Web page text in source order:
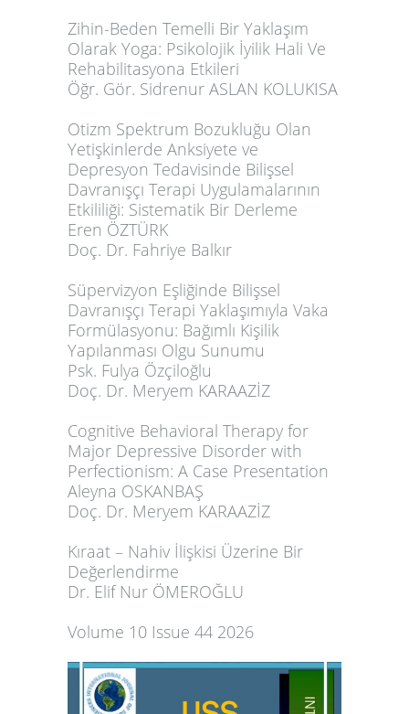
Zihin-Beden Temelli Bir Yaklaşım
Olarak Yoga: Psikolojik İyilik Hali Ve
Rehabilitasyona Etkileri
Öğr. Gör. Sidrenur ASLAN KOLUKISA
Otizm Spektrum Bozukluğu Olan
Yetişkinlerde Anksiyete ve
Depresyon Tedavisinde Bilişsel
Davranışçı Terapi Uygulamalarının
Etkililiği: Sistematik Bir Derleme
Eren ÖZTÜRK
Doç. Dr. Fahriye Balkır
Süpervizyon Eşliğinde Bilişsel
Davranışçı Terapi Yaklaşımıyla Vaka
Formülasyonu: Bağımlı Kişilik
Yapılanması Olgu Sunumu
Psk. Fulya Özçiloğlu
Doç. Dr. Meryem KARAAZİZ
Cognitive Behavioral Therapy for
Major Depressive Disorder with
Perfectionism: A Case Presentation
Aleyna OSKANBAŞ
Doç. Dr. Meryem KARAAZİZ
Kıraat – Nahiv İlişkisi Üzerine Bir
Değerlendirme
Dr. Elif Nur ÖMEROĞLU
Volume 10 Issue 44 2026